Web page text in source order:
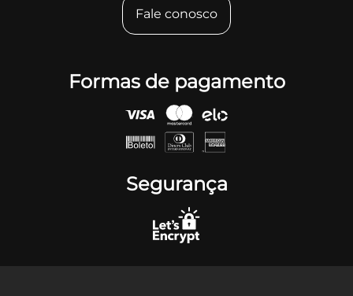
Fale conosco
Formas de pagamento
Segurança